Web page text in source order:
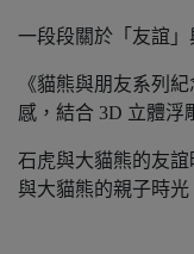
一段段關於「友誼」
《貓熊與朋友系列
感，結合 3D 立體浮
石虎與大貓熊的友
與大貓熊的親子時光